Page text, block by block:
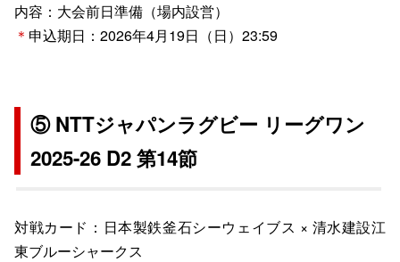
内容：大会前日準備（場内設営）
＊ 申込期日：2026年4月19日（日）23:59
⑤ NTTジャパンラグビー リーグワン
2025-26 D2 第14節
対戦カード：日本製鉄釜石シーウェイブス × 清水建設江
東ブルーシャークス